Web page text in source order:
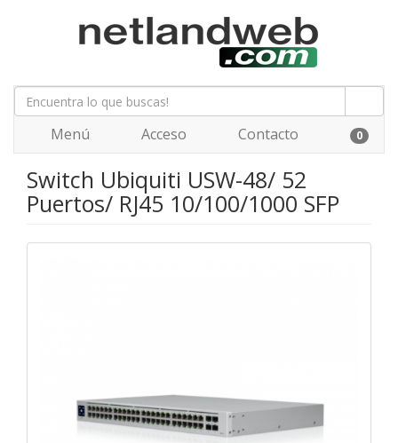
Menú Acceso Contacto 0
Switch Ubiquiti USW-48/ 52
Puertos/ RJ45 10/100/1000 SFP